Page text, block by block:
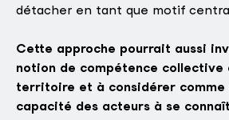
détacher en tant que motif
Cette approche pourrait aussi
notion de compétence collective
territoire et à considérer comme
capacité des acteurs à se